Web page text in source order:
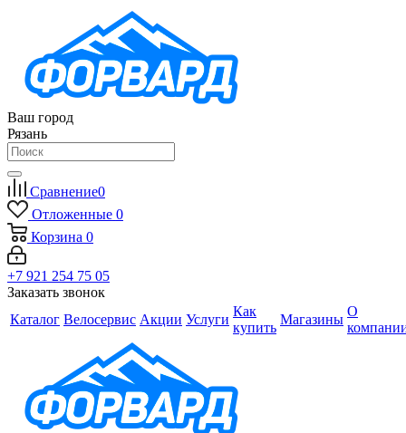
Ваш город
Рязань
Сравнение0
Отложенные 0
Корзина 0
+7 921 254 75 05
Заказать звонок
Каталог Велосервис Акции Услуги
Как
купить
Магазины
О